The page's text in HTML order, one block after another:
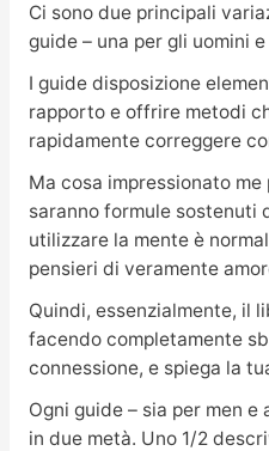
Ci sono due principali
guide – una per gli uomini
I guide disposizione
rapporto e offrire metodi
rapidamente correggere
Ma cosa impressionato
saranno formule sostenuti
utilizzare la mente è
pensieri di veramente
Quindi, essenzialmente, il
facendo completamente
connessione, e spiega la
Ogni guide – sia per men
in due metà. Uno 1/2